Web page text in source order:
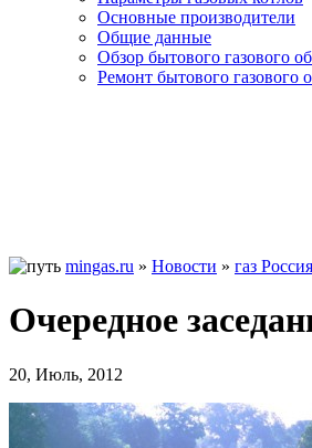
Основные производители
Общие данные
Обзор бытового газового
Ремонт бытового газового
mingas.ru » Новости » газ
Очередное
20, Июль, 2012